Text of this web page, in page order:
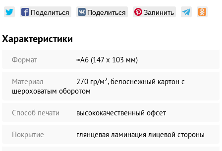
Поделиться Поделиться Запинить
Характеристики
Формат ≈А6 (147 х 103 мм)
Материал
270 гр/м², белоснежный картон с
шероховатым оборотом
Способ печати высококачественный офсет
Покрытие глянцевая ламинация лицевой стороны